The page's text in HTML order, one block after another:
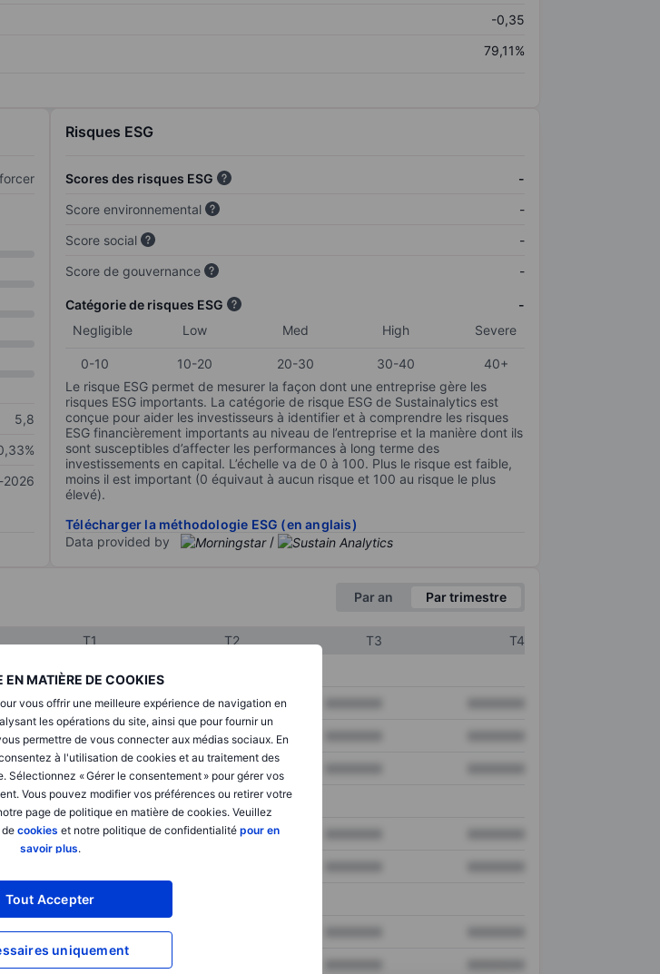
EN MATIÈRE DE COOKIES
vous offrir une meilleure expérience de navigation en
les opérations du site, ainsi que pour fournir un
permettre de vous connecter aux médias sociaux. En
à l'utilisation de cookies et au traitement des
Sélectionnez « Gérer le consentement » pour gérer vos
Vous pouvez modifier vos préférences ou retirer votre
page de politique en matière de cookies. Veuillez
cookies et notre politique de confidentialité pour en
savoir plus.
Tout Accepter
uniquement
-0,35
79,11%
5,8
2026
Risques ESG
Scores des risques ESG
-
Score environnemental
-
Score social
-
Score de gouvernance
-
Catégorie de risques ESG
-
Negligible
Low Med High Severe
0-10 10-20 20-30 30-40
40+
Le risque ESG permet de mesurer la façon dont une entreprise gère les
risques ESG importants. La catégorie de risque ESG de Sustainalytics est
conçue pour aider les investisseurs à identifier et à comprendre les risques
ESG financièrement importants au niveau de l’entreprise et la manière dont ils
sont susceptibles d’affecter les performances à long terme des
investissements en capital. L’échelle va de 0 à 100. Plus le risque est faible,
moins il est important (0 équivaut à aucun risque et 100 au risque le plus
élevé).
Télécharger la méthodologie ESG (en anglais)
Data provided by
/
Par an Par trimestre
T1 T2 T3
T4
XXXXXXX XXXXXXX
XXXXXXX XXXXXXX
XXXXXXX
XXXXXXX XXXXXXX
XXXXXXX
XXXXXXX